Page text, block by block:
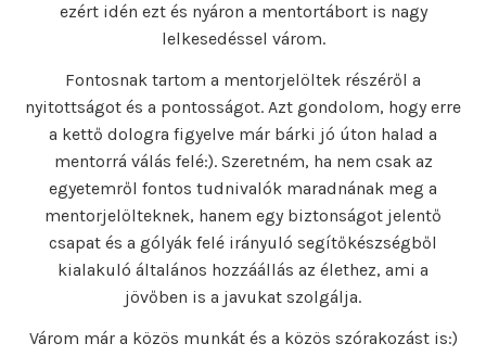
ezért idén ezt és nyáron a mentortábort is nagy
lelkesedéssel várom.
Fontosnak tartom a mentorjelöltek részéről a
nyitottságot és a pontosságot. Azt gondolom, hogy erre
a kettő dologra figyelve már bárki jó úton halad a
mentorrá válás felé:). Szeretném, ha nem csak az
egyetemről fontos tudnivalók maradnának meg a
mentorjelölteknek, hanem egy biztonságot jelentő
csapat és a gólyák felé irányuló segítőkészségből
kialakuló általános hozzáállás az élethez, ami a
jövőben is a javukat szolgálja.
Várom már a közös munkát és a közös szórakozást is:)